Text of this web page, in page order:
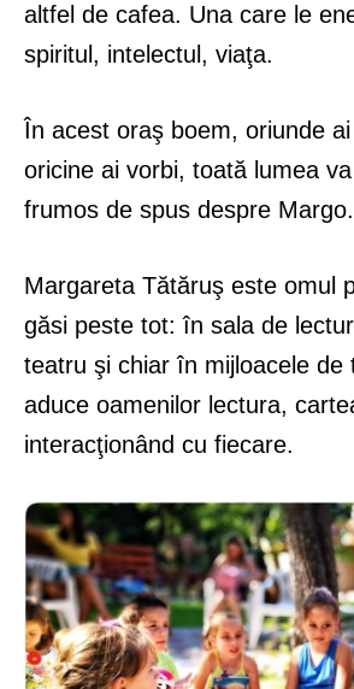
altfel de cafea. Una care le
spiritul, intelectul, viaţa.
În acest oraş boem, oriunde
oricine ai vorbi, toată lumea
frumos de spus despre
Margareta Tătăruş este omul
găsi peste tot: în sala de
teatru şi chiar în mijloacele de
aduce oamenilor lectura,
interacţionând cu fiecare.